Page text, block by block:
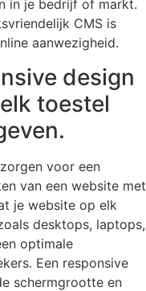
in je bedrijf of markt.
CMS is
aanwezigheid.
design
toestel
voor een
van een website met
je website op elk
desktops, laptops,
optimale
Een responsive
schermgrootte en